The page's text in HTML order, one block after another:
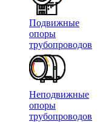
Подвижные
опоры
трубопроводов
Неподвижные
опоры
трубопроводов